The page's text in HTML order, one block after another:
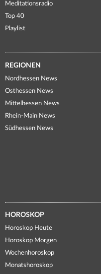
Meditationsradio
Top 40
Playlist
REGIONEN
Nordhessen News
Osthessen News
Mittelhessen News
Rhein-Main News
Südhessen News
HOROSKOP
Horoskop Heute
Horoskop Morgen
Wochenhoroskop
Monatshoroskop